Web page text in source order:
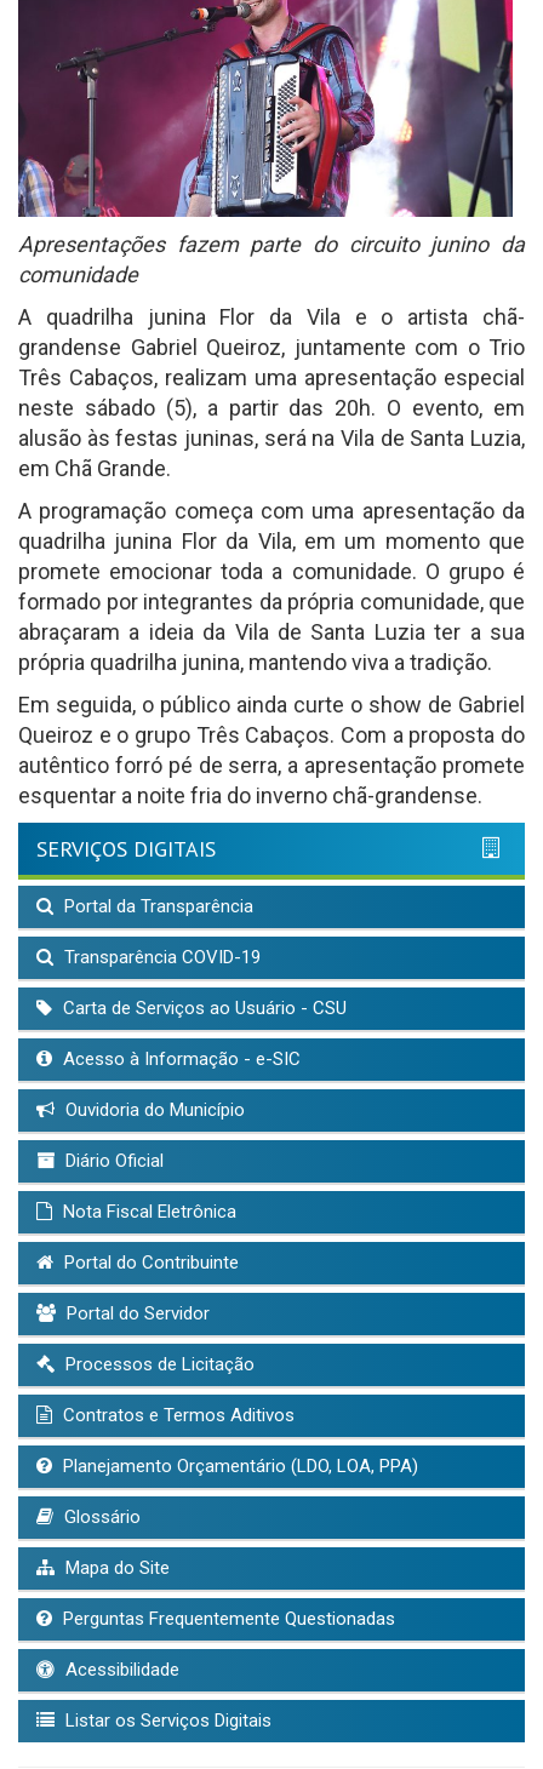
Apresentações fazem parte do circuito junino da
comunidade
A quadrilha junina Flor da Vila e o artista chã-
grandense Gabriel Queiroz, juntamente com o Trio
Três Cabaços, realizam uma apresentação especial
neste sábado (5), a partir das 20h. O evento, em
alusão às festas juninas, será na Vila de Santa Luzia,
em Chã Grande.
A programação começa com uma apresentação da
quadrilha junina Flor da Vila, em um momento que
promete emocionar toda a comunidade. O grupo é
formado por integrantes da própria comunidade, que
abraçaram a ideia da Vila de Santa Luzia ter a sua
própria quadrilha junina, mantendo viva a tradição.
Em seguida, o público ainda curte o show de Gabriel
Queiroz e o grupo Três Cabaços. Com a proposta do
autêntico forró pé de serra, a apresentação promete
esquentar a noite fria do inverno chã-grandense.
SERVIÇOS DIGITAIS
Portal da Transparência
Transparência COVID-19
Carta de Serviços ao Usuário - CSU
Acesso à Informação - e-SIC
Ouvidoria do Município
Diário Oficial
Nota Fiscal Eletrônica
Portal do Contribuinte
Portal do Servidor
Processos de Licitação
Contratos e Termos Aditivos
Planejamento Orçamentário (LDO, LOA, PPA)
Glossário
Mapa do Site
Perguntas Frequentemente Questionadas
Acessibilidade
Listar os Serviços Digitais